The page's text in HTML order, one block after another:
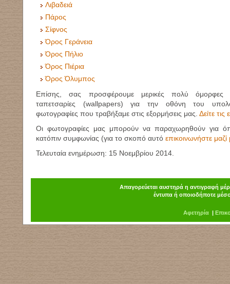
Λιβαδειά
Πάρος
Σίφνος
Όρος Γεράνεια
Όρος Πήλιο
Όρος Πιέρια
Όρος Όλυμπος
Επίσης, σας προσφέρουμε μερικές πολύ όμορφες
ταπετσαρίες (wallpapers)για την οθόνη του
φωτογραφίες που τραβήξαμε στις εξορμήσεις μας. Δείτε
Οι φωτογραφίες μας μπορούν να παραχωρηθούν για
κατόπιν συμφωνίας (για το σκοπό αυτό επικοινωνήστε μαζί
Τελευταία ενημέρωση: 15 Νοεμβρίου 2014.
Απαγορεύεται αυστηρά η αντιγραφή
έντυπα ή οποιοδήποτε
Αφετηρία|